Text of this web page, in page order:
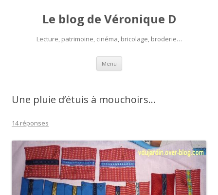
Le blog de Véronique D
Lecture, patrimoine, cinéma, bricolage, broderie…
Menu Aller
contenu
Une pluie d’étuis à mouchoirs…
14 réponses